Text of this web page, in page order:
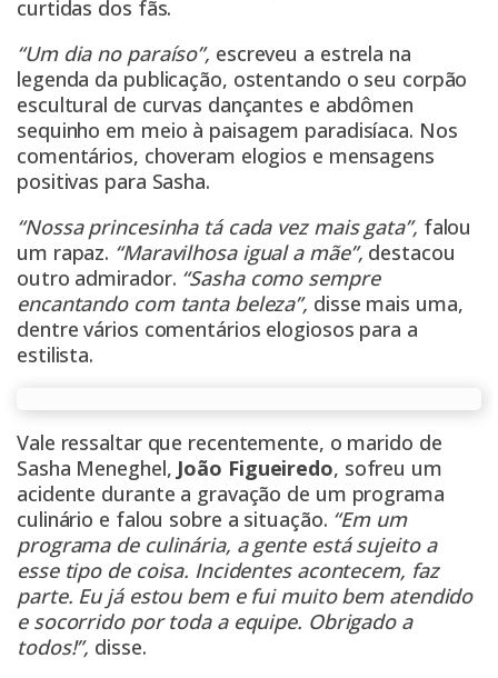
curtidas dos fãs.
“Um dia no paraíso”, escreveu a estrela na
legenda da publicação, ostentando o seu corpão
escultural de curvas dançantes e abdômen
sequinho em meio à paisagem paradisíaca. Nos
comentários, choveram elogios e mensagens
positivas para Sasha.
“Nossa princesinha tá cada vez mais gata”, falou
um rapaz. “Maravilhosa igual a mãe”, destacou
outro admirador. “Sasha como sempre
encantando com tanta beleza”, disse mais uma,
dentre vários comentários elogiosos para a
estilista.
Vale ressaltar que recentemente, o marido de
Sasha Meneghel, João Figueiredo, sofreu um
acidente durante a gravação de um programa
culinário e falou sobre a situação. “Em um
programa de culinária, a gente está sujeito a
esse tipo de coisa. Incidentes acontecem, faz
parte. Eu já estou bem e fui muito bem atendido
e socorrido por toda a equipe. Obrigado a
todos!”, disse.